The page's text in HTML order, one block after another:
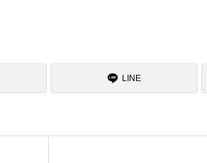
LINE